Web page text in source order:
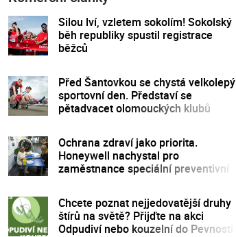
Silou lví, vzletem sokolím! Sokolský
běh republiky spustil registrace
běžců
Před Šantovkou se chystá velkolepý
sportovní den. Představí se
pětadvacet olomouckých klubů
Ochrana zdraví jako priorita.
Honeywell nachystal pro
zaměstnance speciální preventivní
Chcete poznat nejjedovatější druhy
štírů na světě? Přijďte na akci
Odpudiví nebo kouzelní do Pevnosti